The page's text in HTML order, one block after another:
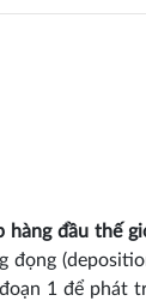
hàng đầu thế
1 để phát